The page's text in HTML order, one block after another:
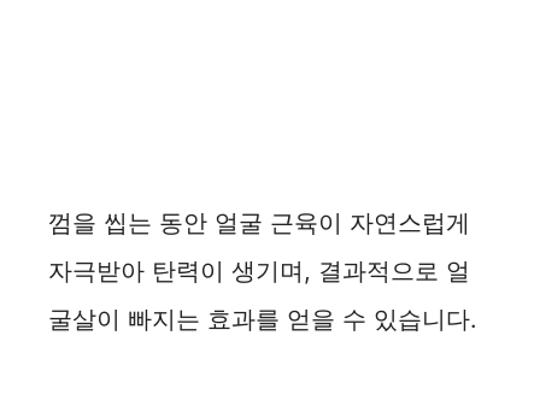
껌을 씹는 동안 얼굴 근육이 자연스럽게
자극받아 탄력이 생기며, 결과적으로 얼
굴살이 빠지는 효과를 얻을 수 있습니다.